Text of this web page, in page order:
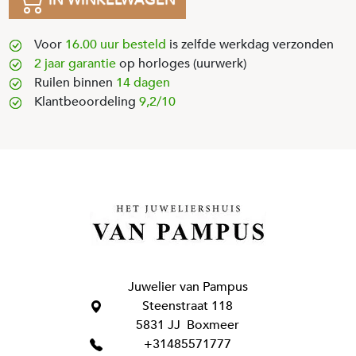
Voor 16.00 uur besteld is zelfde werkdag verzonden
2 jaar garantieop horloges (uurwerk)
Ruilen binnen 14 dagen
Klantbeoordeling 9,2/10
Juwelier van Pampus
Steenstraat 118
5831 JJ Boxmeer
+31485571777